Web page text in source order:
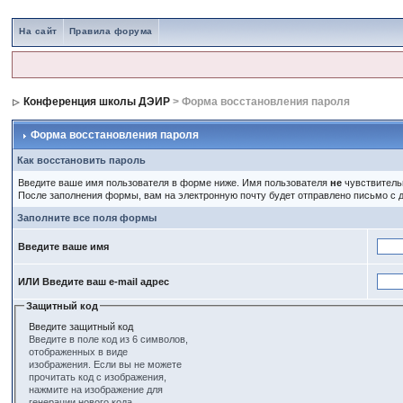
На сайт Правила форума
Конференция школы ДЭИР > Форма восстановления пароля
Форма восстановления пароля
Как восстановить пароль
Введите ваше имя пользователя в форме ниже. Имя пользователяне
После заполнения формы, вам на электронную почту будет отправлено письмо
Заполните все поля формы
Введите ваше имя
ИЛИ Введите ваш e-mail адрес
Защитный код
Введите защитный код
Введите в поле код из 6 символов,
отображенных в виде
изображения. Если вы не можете
прочитать код с изображения,
нажмите на изображение для